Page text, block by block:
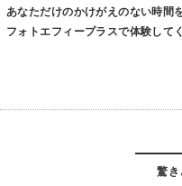
あなただけのかけがえのない時間
フォトエフィープラスで体験して
驚き